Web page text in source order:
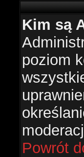
Kim są
poziom
Powrót